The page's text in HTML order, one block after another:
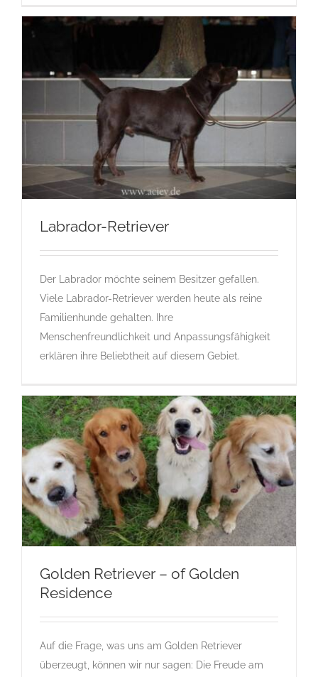
Labrador-Retriever
Gruppe 8 Gruppe 8-Sektion 1 Gruppe 8-Sektion 1-
Labrador Retriever L Labrador Retriever
Standard
Rassehunde von A bis Z
Labrador-Retriever
Der Labrador möchte seinem Besitzer gefallen.
Viele Labrador-Retriever werden heute als reine
Familienhunde gehalten. Ihre
Menschenfreundlichkeit und Anpassungsfähigkeit
erklären ihre Beliebtheit auf diesem Gebiet.
Golden Retriever – of Golden Residence
Landesgruppe Retriever
Golden Retriever – of Golden
Residence
Auf die Frage, was uns am Golden Retriever
überzeugt, können wir nur sagen: Die Freude am